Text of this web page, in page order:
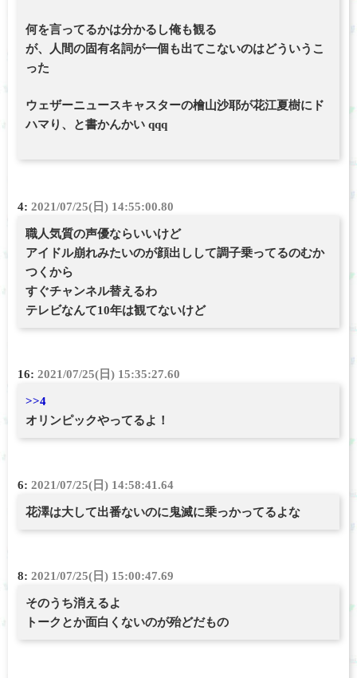
何を言ってるかは分かるし俺も観る
が、人間の固有名詞が一個も出てこないのはどういうこ
った
ウェザーニュースキャスターの檜山沙耶が花江夏樹にド
ハマり、と書かんかい qqq
4: 2021/07/25(日) 14:55:00.80
職人気質の声優ならいいけど
アイドル崩れみたいのが顔出しして調子乗ってるのむか
つくから
すぐチャンネル替えるわ
テレビなんて10年は観てないけど
16: 2021/07/25(日) 15:35:27.60
>>4
オリンピックやってるよ！
6: 2021/07/25(日) 14:58:41.64
花澤は大して出番ないのに鬼滅に乗っかってるよな
8: 2021/07/25(日) 15:00:47.69
そのうち消えるよ
トークとか面白くないのが殆どだもの